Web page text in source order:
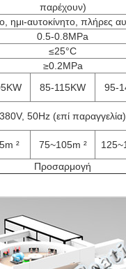
παρέχουν)
ημι-αυτοκίνητο, πλήρες
0.5-0.8MPa
≤25°C
≥0.2MPa
85-115KW 95-
380V, 50Hz (επί παραγγελία)
² 75~105m ²
Προσαρμογή